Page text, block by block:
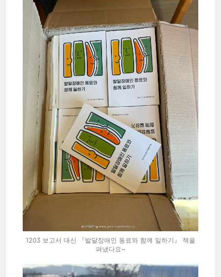
1203 보고서 대신 『발달장애인 동료와 함께 일하기』 책을
펴냈다요~